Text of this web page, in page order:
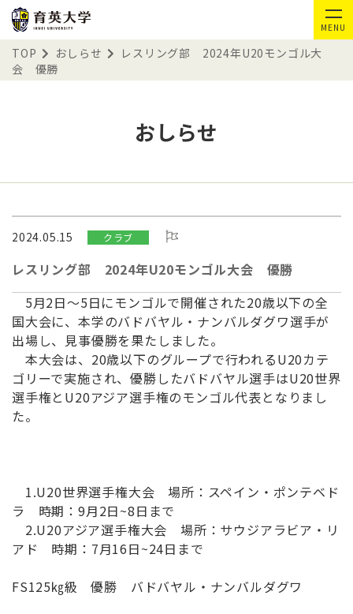
MENU
TOP おしらせ
レスリング部 2024年U20モンゴル大
会 優勝
おしらせ
2024.05.15 クラブ
レスリング部 2024年U20モンゴル大会 優勝
5月2日〜5日にモンゴルで開催された20歳以下の全
国大会に、 本学のバドバヤル・ナンバルダグワ選手が
出場し、 見事優勝を果たしました。
本大会は、 20歳以下のグループで行われるU20カテ
ゴリーで実施され、優勝したバドバヤル選手はU20世界
選手権とU20アジア選手権のモンゴル代表となりまし
た。
1.U20世界選手権大会 場所：スペイン・ポンテベド
ラ 時期：9月2日~8日まで
2.U20アジア選手権大会 場所：サウジアラビア・リ
アド 時期：7月16日~24日まで
FS125㎏級 優勝 バドバヤル・ナンバルダグワ